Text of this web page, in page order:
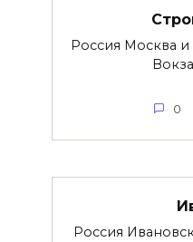
Россия Москва и
0
Россия